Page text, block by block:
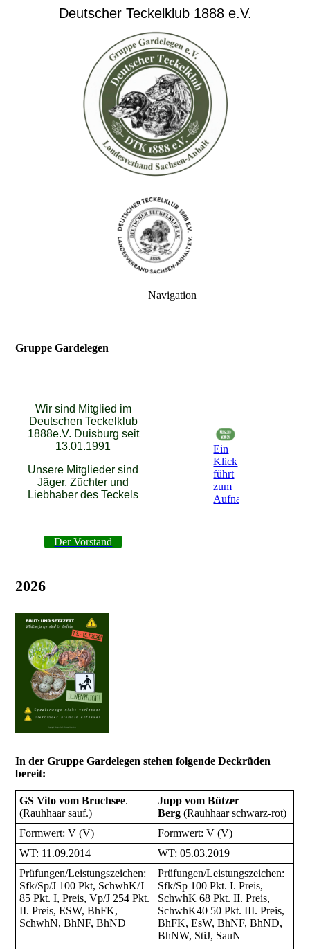
Deutscher Teckelklub 1888 e.V.
Navigation
Gruppe Gardelegen
Wir sind Mitglied im
Deutschen Teckelklub
1888e.V. Duisburg seit
13.01.1991
Unsere Mitglieder sind
Jäger, Züchter und
Liebhaber des Teckels
Der Vorstand
Ein
Klick
führt
zum
Aufnahmeantrag
2026
In der Gruppe Gardelegen stehen folgende Deckrüden
bereit:
GS Vito vom Bruchsee.
(Rauhhaar sauf.)
Jupp vom Bützer
Berg(Rauhhaar schwarz-rot)
Formwert: V (V)
Formwert: V (V)
WT: 11.09.2014
WT: 05.03.2019
Prüfungen/Leistungszeichen:
Sfk/Sp/J 100 Pkt, SchwhK/J
85 Pkt. I, Preis, Vp/J 254 Pkt.
II. Preis, ESW, BhFK,
SchwhN, BhNF, BhND
Prüfungen/Leistungszeichen:
Sfk/Sp 100 Pkt. I. Preis,
SchwhK 68 Pkt. II. Preis,
SchwhK40 50 Pkt. III. Preis,
BhFK, EsW, BhNF, BhND,
BhNW, StiJ, SauN